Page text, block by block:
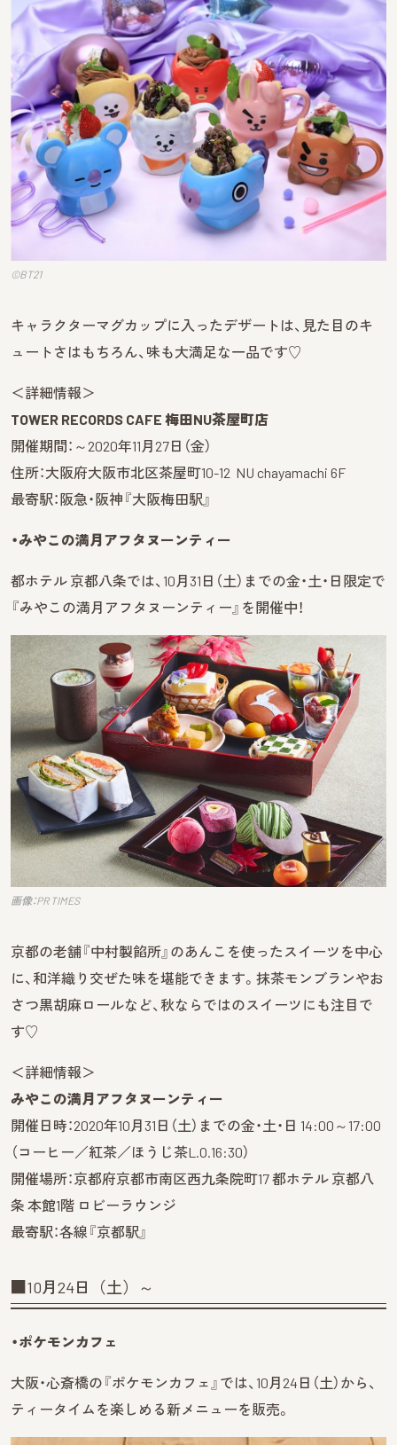
©BT21
キャラクターマグカップに入ったデザートは、見た目のキ
ュートさはもちろん、味も大満足な一品です♡
＜詳細情報＞
TOWER RECORDS CAFE 梅田NU茶屋町店
開催期間：～2020年11月27日（金）
住所：大阪府大阪市北区茶屋町10-12 NU chayamachi 6F
最寄駅：阪急・阪神『大阪梅田駅』
・みやこの満月アフタヌーンティー
都ホテル 京都八条では、10月31日（土）までの金・土・日限定で
『みやこの満月アフタヌーンティー』を開催中！
画像：PR TIMES
京都の老舗『中村製餡所』のあんこを使ったスイーツを中心
に、和洋織り交ぜた味を堪能できます。抹茶モンブランやお
さつ黒胡麻ロールなど、秋ならではのスイーツにも注目で
す♡
＜詳細情報＞
みやこの満月アフタヌーンティー
開催日時：2020年10月31日（土）までの金・土・日 14:00～17:00
（コーヒー／紅茶／ほうじ茶L.O.16:30）
開催場所：京都府京都市南区西九条院町17 都ホテル 京都八
条 本館1階 ロビーラウンジ
最寄駅：各線『京都駅』
■10月24日（土）～
・ポケモンカフェ
大阪・心斎橋の『ポケモンカフェ』では、10月24日（土）から、
ティータイムを楽しめる新メニューを販売。